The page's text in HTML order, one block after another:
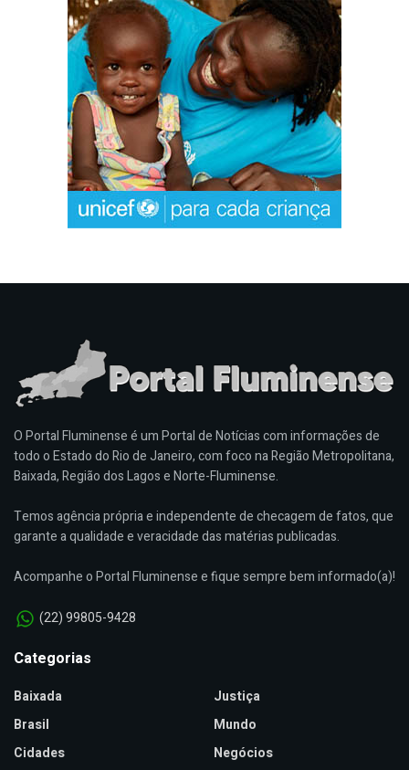
O Portal Fluminense é um Portal de Notícias com informações de
todo o Estado do Rio de Janeiro, com foco na Região Metropolitana,
Baixada, Região dos Lagos e Norte-Fluminense.
Temos agência própria e independente de checagem de fatos, que
garante a qualidade e veracidade das matérias publicadas.
Acompanhe o Portal Fluminense e fique sempre bem informado(a)!
(22) 99805-9428
Categorias
Baixada
Brasil
Cidades
Justiça
Mundo
Negócios